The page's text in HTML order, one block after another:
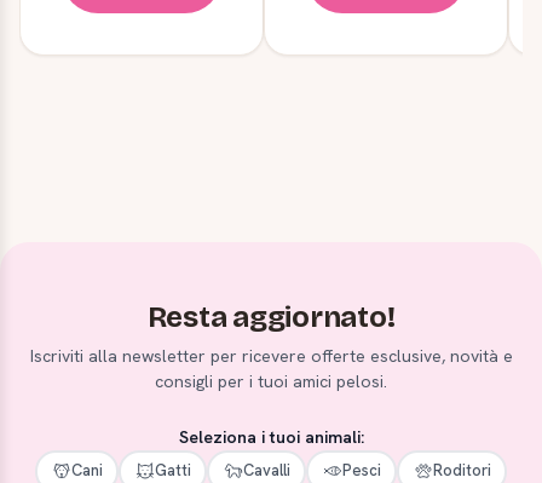
Resta aggiornato!
Iscriviti alla newsletter per ricevere offerte esclusive, novità e
consigli per i tuoi amici pelosi.
Seleziona i tuoi animali:
Cani Gatti Cavalli Pesci Roditori